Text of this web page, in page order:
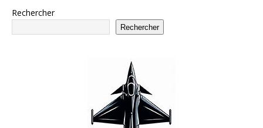
Rechercher
Rechercher